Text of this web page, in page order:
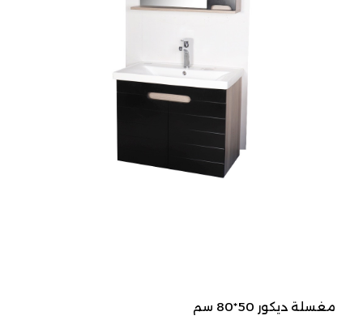
مغسلة ديكور 50*80 سم